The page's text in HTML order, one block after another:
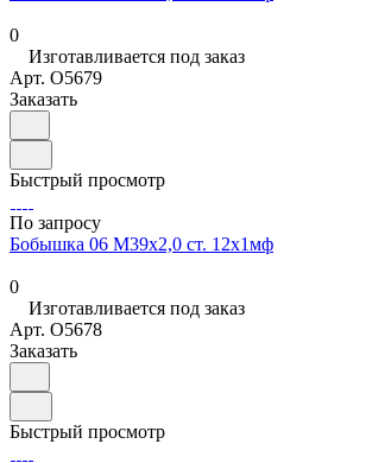
0
Изготавливается под заказ
Арт. O5679
Заказать
Быстрый просмотр
По запросу
Бобышка 06 М39х2,0 ст. 12х1мф
0
Изготавливается под заказ
Арт. O5678
Заказать
Быстрый просмотр